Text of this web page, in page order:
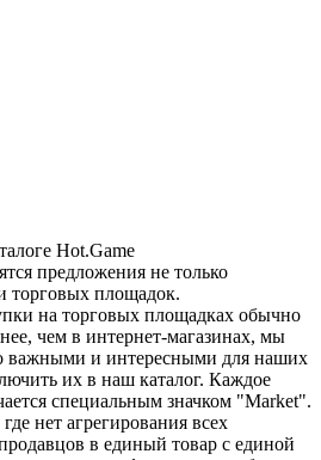
Hot.Game
предложения не только
торговых площадок.
на торговых площадках обычно
чем в интернет-магазинах, мы
важными и интересными для наших
их в наш каталог. Каждое
специальным значком "Market".
нет агрегирования всех
в единый товар с единой